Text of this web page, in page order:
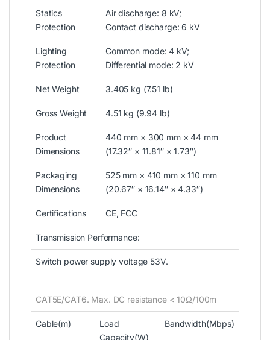
Statics
Protection
Air discharge: 8 kV;
Contact discharge: 6 kV
Lighting
Protection
Common mode: 4 kV;
Differential mode: 2 kV
Net Weight 3.405 kg (7.51 lb)
Gross Weight 4.51 kg (9.94 lb)
Product
Dimensions
440 mm × 300 mm × 44 mm
(17.32″ × 11.81″ × 1.73″)
Packaging
Dimensions
525 mm × 410 mm × 110 mm
(20.67″ × 16.14″ × 4.33″)
Certifications CE, FCC
Transmission Performance:
Switch power supply voltage 53V.
CAT5E/CAT6. Max. DC resistance < 10Ω/100m
Cable(m)
Load
Capacity(W)
Bandwidth(Mbps)